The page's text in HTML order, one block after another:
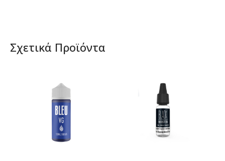
Σχετικά Προϊόντα